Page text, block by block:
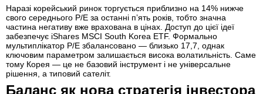
Наразі корейський ринок торгується приблизно на 14% нижче
свого середнього P/E за останні пʼять років, тобто значна
частина негативу вже врахована в цінах. Доступ до цієї ідеї
забезпечує iShares MSCI South Korea ETF. Формально
мультиплікатор P/E збалансовано — близько 17,7, однак
ключовим параметром залишається висока волатильність. Саме
тому Корея — це не базовий інструмент і не універсальне
рішення, а типовий сателіт.
Баланс як нова стратегія інвестора